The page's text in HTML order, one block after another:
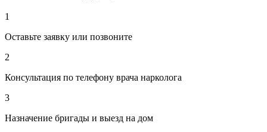
1
Оставьте заявку или позвоните
2
Консультация по телефону врача нарколога
3
Назначение бригады и выезд на дом